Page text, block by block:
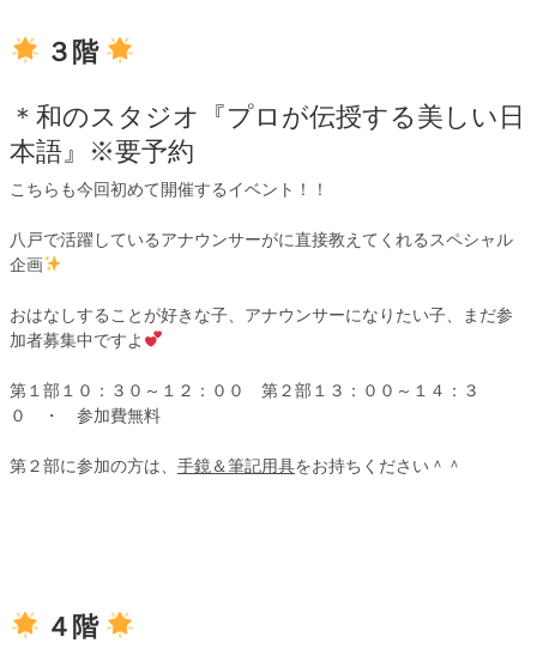
３階
＊和のスタジオ『プロが伝授する美しい日
本語』※要予約
こちらも今回初めて開催するイベント！！
八戸で活躍しているアナウンサーがに直接教えてくれるスペシャル
企画
おはなしすることが好きな子、アナウンサーになりたい子、まだ参
加者募集中ですよ
第１部１０：３０～１２：００ 第２部１３：００～１４：３
０ ・ 参加費無料
第２部に参加の方は、 手鏡＆筆記用具をお持ちください＾＾
４階